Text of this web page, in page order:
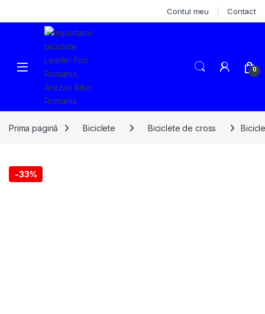
Contul meu Contact
0
Prima pagină Biciclete Biciclete de cross
-33%